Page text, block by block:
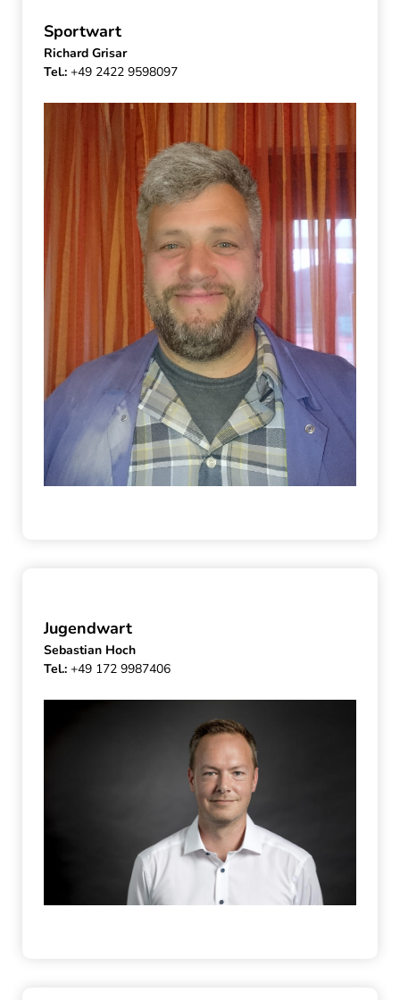
Sportwart
Richard Grisar
Tel.: +49 2422 9598097
Jugendwart
Sebastian Hoch
Tel.: +49 172 9987406